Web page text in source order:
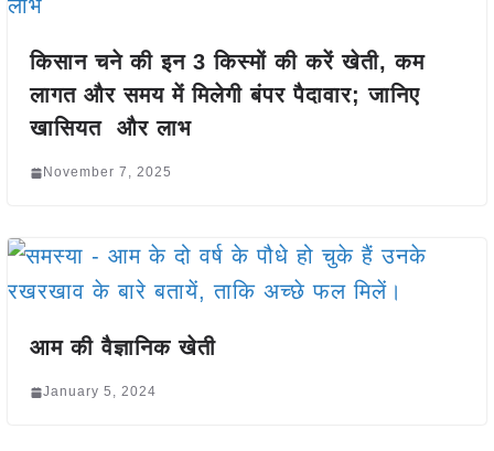
किसान चने की इन 3 किस्मों की करें खेती, कम
लागत और समय में मिलेगी बंपर पैदावार; जानिए
खासियत और लाभ
November 7, 2025
आम की वैज्ञानिक खेती
January 5, 2024